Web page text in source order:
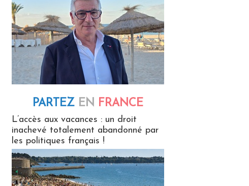
PARTEZ EN FRANCE
L’accès aux vacances : un droit
inachevé totalement abandonné par
les politiques français !